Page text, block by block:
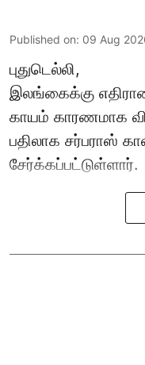
Published on: 09 Aug
புதுடெல்லி,
இலங்கைக்கு
காயம் காரணமாக
பதிலாக சர்பராஸ்
சேர்க்கப்பட்டுள்ளார்.